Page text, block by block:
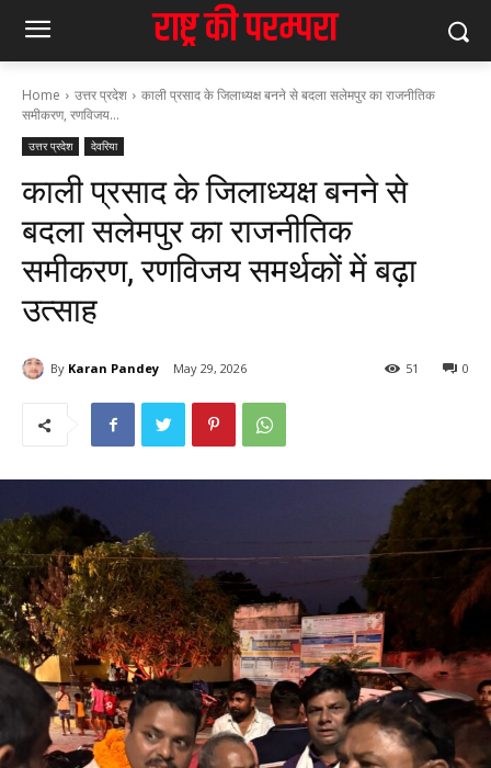
Home उत्तर प्रदेश
काली प्रसाद के जिलाध्यक्ष बनने से बदला सलेमपुर का राजनीतिक
समीकरण, रणविजय...
उत्तर प्रदेश देवरिया
काली प्रसाद के जिलाध्यक्ष बनने से
बदला सलेमपुर का राजनीतिक
समीकरण, रणविजय समर्थकों में बढ़ा
उत्साह
By Karan Pandey May 29, 2026 0
51